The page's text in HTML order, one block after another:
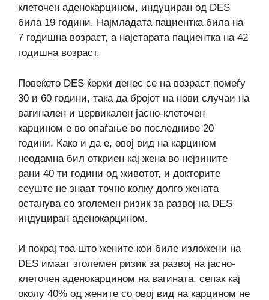
клеточен аденокарцином, индуциран од DES
била 19 години. Најмладата пациентка била на
7 годишна возраст, а најстарата пациентка на 42
годишна возраст.
Повеќето DES ќерки денес се на возраст помеѓу
30 и 60 години, така да бројот на нови случаи на
вагинален и цервикален јасно-клеточен
карцином е во опаѓање во последниве 20
години. Како и да е, овој вид на карцином
неодамна бил откриен кај жена во нејзините
рани 40 ти години од животот, и докторите
сеуште не знаат точно колку долго жената
останува со зголемен ризик за развој на DES
индуциран аденокарцином.
И покрај тоа што жените кои биле изложени на
DES имаат зголемен ризик за развој на јасно-
клеточен аденокарцином на вагината, сепак кај
околу 40% од жените со овој вид на карцином не